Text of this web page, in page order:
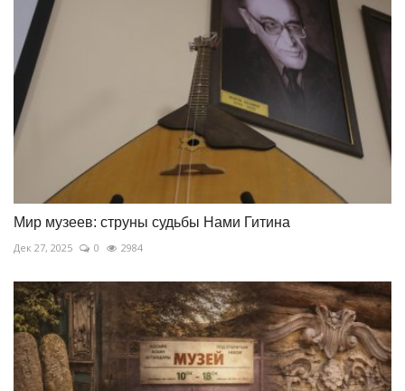
Мир музеев: струны судьбы Нами Гитина
Дек 27, 2025 0 2984